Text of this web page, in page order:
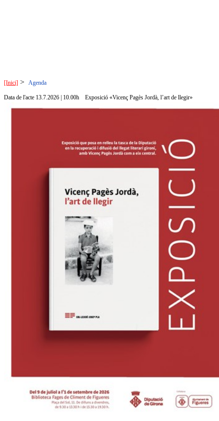
[Inici] > Agenda
Data de l'acte 13.7.2026 | 10.00h Exposició «Vicenç Pagès Jordà, l’art de llegir»